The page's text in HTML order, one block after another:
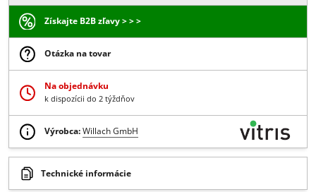
3675.97 €
2988.59 € bez DPH
- + Do košíka
Získajte B2B zľavy > > >
Otázka na tovar